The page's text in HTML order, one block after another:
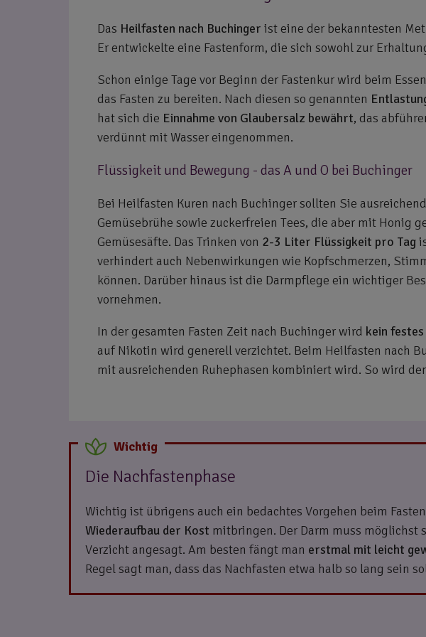
Das Heilfasten nach Buchinger ist eine der bekanntesten
Er entwickelte eine Fastenform, die sich sowohl zur
Schon einige Tage vor Beginn der Fastenkur wird beim
das Fasten zu bereiten. Nach diesen so genannten
hat sich die Einnahme von Glaubersalz bewährt, das
verdünnt mit Wasser eingenommen.
Flüssigkeit und Bewegung - das A und O bei Buchinger
Bei Heilfasten Kuren nach Buchinger sollten Sie
Gemüsebrühe sowie zuckerfreien Tees, die aber mit Honig
Gemüsesäfte. Das Trinken von 2-3 Liter Flüssigkeit pro Tag
verhindert auch Nebenwirkungen wie Kopfschmerzen,
können. Darüber hinaus ist die Darmpflege ein wichtiger
vornehmen.
In der gesamten Fasten Zeit nach Buchinger wird kein festes
auf Nikotin wird generell verzichtet. Beim Heilfasten nach
mit ausreichenden Ruhephasen kombiniert wird. So wird
Die Nachfastenphase
Wichtig ist übrigens auch ein bedachtes Vorgehen beim
Wiederaufbau der Kost mitbringen. Der Darm muss möglichst
Verzicht angesagt. Am besten fängt man erstmal mit leicht
Regel sagt man, dass das Nachfasten etwa halb so lang sein